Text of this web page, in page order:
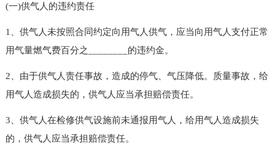
(一)供气人的违约责任
1、供气人未按照合同约定向用气人供气，应当向用气人支付正常
用气量燃气费百分之________的违约金。
2、由于供气人责任事故，造成的停气、气压降低。质量事故，给
用气人造成损失的，供气人应当承担赔偿责任。
3、供气人在检修供气设施前未通报用气人，给用气人造成损失
的，供气人应当承担赔偿责任。